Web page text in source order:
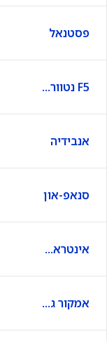
פסטנאל
F5 נטוורקס
אנבידיה
סנאפ-און
אינטראקטיב ברוקרס
אמקור גרופ